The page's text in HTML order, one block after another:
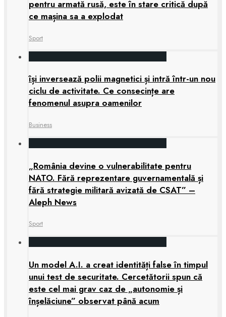
pentru armată rusă, este în stare critică după
ce mașina sa a explodat
Sport
își inversează polii magnetici și intră într-un nou
ciclu de activitate. Ce consecințe are
fenomenul asupra oamenilor
Business
„România devine o vulnerabilitate pentru
NATO. Fără reprezentare guvernamentală și
fără strategie militară avizată de CSAT” –
Aleph News
Sport
Un model A.I. a creat identități false în timpul
unui test de securitate. Cercetătorii spun că
este cel mai grav caz de „autonomie și
înșelăciune” observat până acum